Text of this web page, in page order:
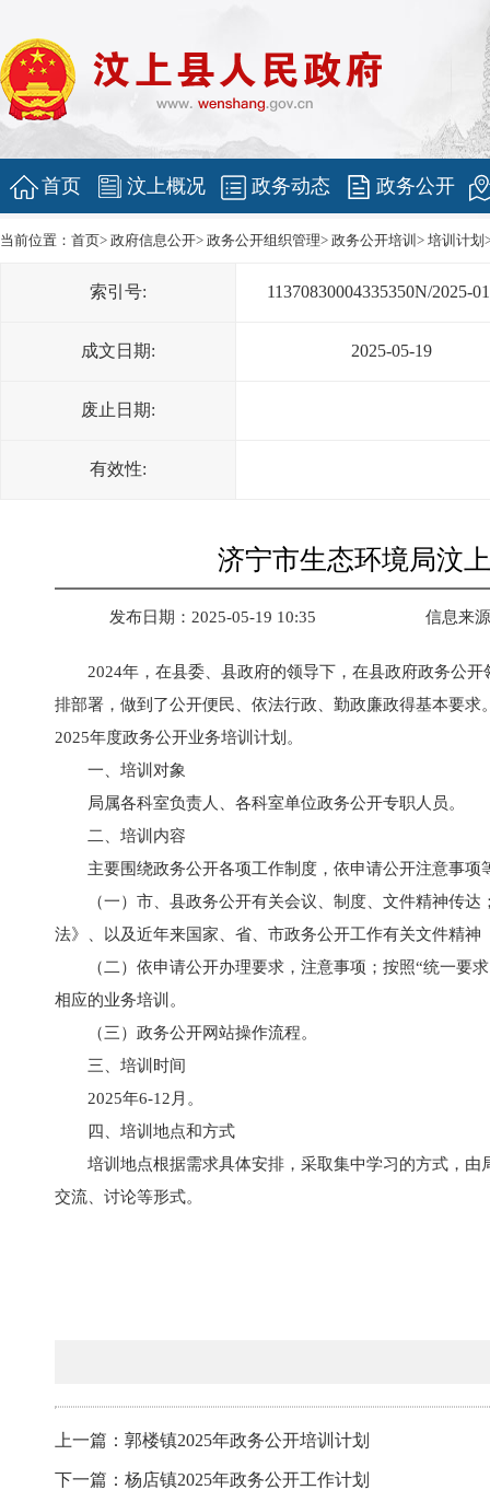
首页 汶上概况 政务动态 政务公开
当前位置： 首页> 政府信息公开> 政务公开组织管理> 政务公开培训 > 培训计划
索引号: 11370830004335350N/2025-
成文日期: 2025-05-19
废止日期:
有效性:
济宁市生态环境局汶
发布日期：2025-05-19 10:35 信息来
2024年，在县委、县政府的领导下，在县政府政务公
排部署，做到了公开便民、依法行政、勤政廉政得基本要
2025年度政务公开业务培训计划。
一、培训对象
局属各科室负责人、各科室单位政务公开专职人员。
二、培训内容
主要围绕政务公开各项工作制度，依申请公开注意事项
（一）市、县政务公开有关会议、制度、文件精神传
法》、以及近年来国家、省、市政务公开工作有关文件精神
（二）依申请公开办理要求，注意事项；按照“统一要
相应的业务培训。
（三）政务公开网站操作流程。
三、培训时间
2025年6-12月。
四、培训地点和方式
培训地点根据需求具体安排，采取集中学习的方式，
交流、讨论等形式。
上一篇：郭楼镇2025年政务公开培训计划
下一篇：杨店镇2025年政务公开工作计划